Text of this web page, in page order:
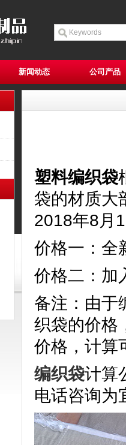
新闻动态 公司产品
塑料编织袋
袋的材质大
2018年8月
价格一：全
价格二：加
备注：由于
织袋的价格
价格，计算
编织袋计算
电话咨询为